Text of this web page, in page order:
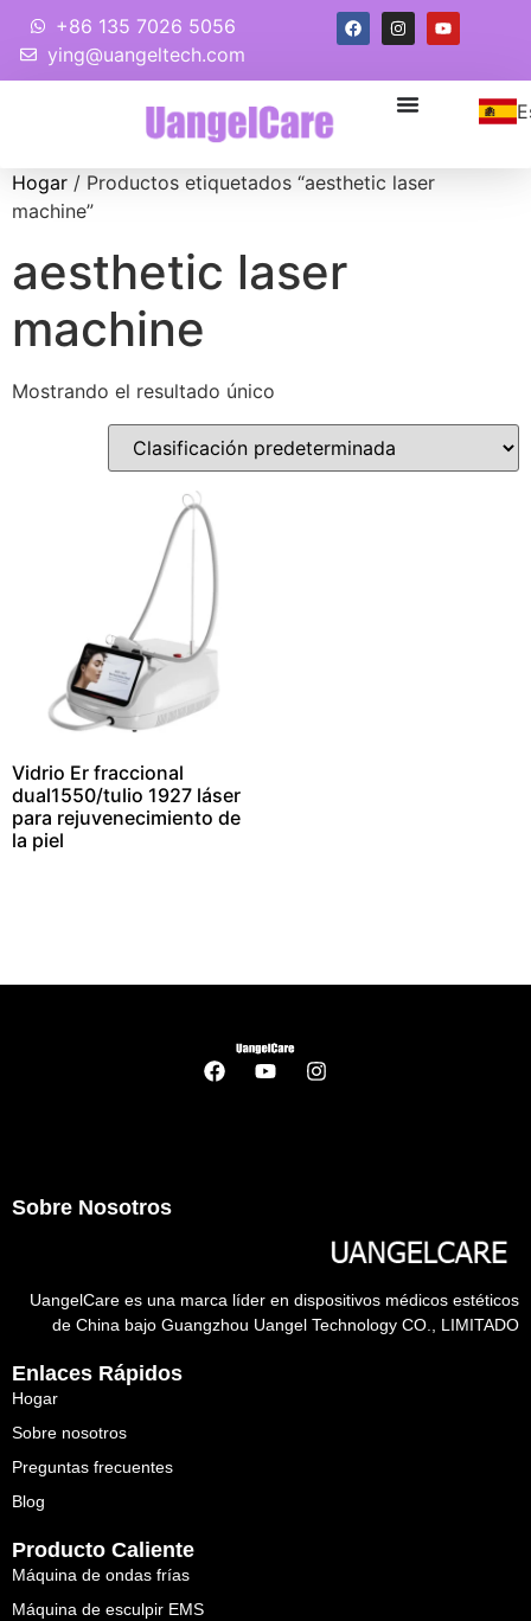
+86 135 7026 5056
ying@uangeltech.com
Hogar / Productos etiquetados “aesthetic laser
machine”
aesthetic laser
machine
Mostrando el resultado único
Vidrio Er fraccional
dual1550/tulio 1927 láser
para rejuvenecimiento de
la piel
Sobre Nosotros
UangelCare es una marca líder en dispositivos médicos estéticos
de China bajo Guangzhou Uangel Technology CO., LIMITADO
Enlaces Rápidos
Hogar
Sobre nosotros
Preguntas frecuentes
Blog
Producto Caliente
Máquina de ondas frías
Máquina de esculpir EMS